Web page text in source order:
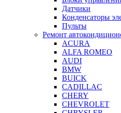
Датчики
Конденсаторы
Пульты
Ремонт
ACURA
ALFA ROMEO
AUDI
BMW
BUICK
CADILLAC
CHERY
CHEVROLET